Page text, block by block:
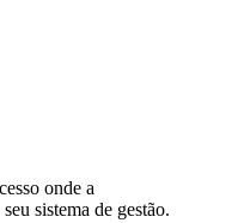
onde a
sistema de gestão.